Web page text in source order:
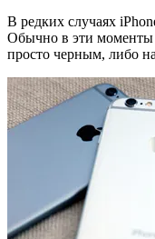
В редких случаях
Обычно в эти моменты
просто черным, либо